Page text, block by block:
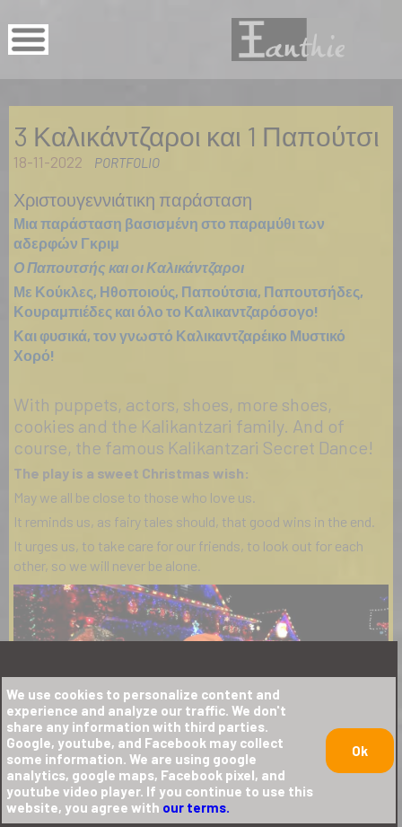
3 Καλικάντζαροι και 1 Παπούτσι
18-11-2022 PORTFOLIO
Χριστουγεννιάτικη παράσταση
Μια παράσταση βασισμένη στο παραμύθι των
αδερφών Γκριμ
Ο Παπουτσής και οι Καλικάντζαροι
Με Κούκλες, Ηθοποιούς, Παπούτσια, Παπουτσήδες,
Κουραμπιέδες και όλο το Καλικαντζαρόσογο!
Και φυσικά, τον γνωστό Καλικαντζαρέικο Μυστικό
Χορό!
With puppets, actors, shoes, more shoes,
cookies and the Kalikantzari family. And of
course, the famous Kalikantzari Secret Dance!
The play is a sweet Christmas wish:
May we all be close to those who love us.
It reminds us, as fairy tales should, that good wins in the end.
It urges us, to take care for our friends, to look out for each
other, so we will never be alone.
Μια παράσταση γεμάτη κέφι και μυστικές συνταγές,
We use cookies to personalize content and
experience and analyze our traffic. We don't
share any information with third parties.
Google, youtube, and Facebook may collect
some information. We are using google
analytics, google maps, Facebook pixel, and
youtube video player. If you continue to use this
website, you agree with our terms.
Ok